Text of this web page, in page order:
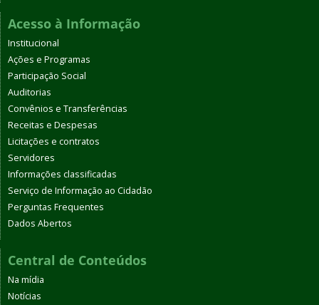
Acesso à Informação
Institucional
Ações e Programas
Participação Social
Auditorias
Convênios e Transferências
Receitas e Despesas
Licitações e contratos
Servidores
Informações classificadas
Serviço de Informação ao Cidadão
Perguntas Frequentes
Dados Abertos
Central de Conteúdos
Na mídia
Notícias